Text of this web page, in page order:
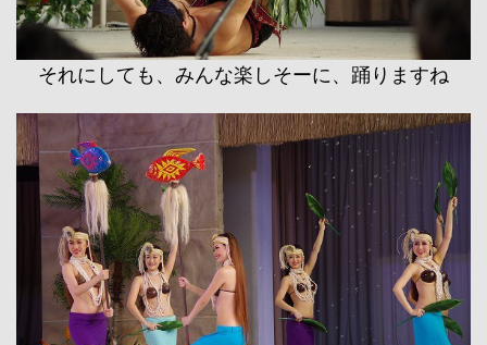
それにしても、みんな楽しそーに、踊りますね